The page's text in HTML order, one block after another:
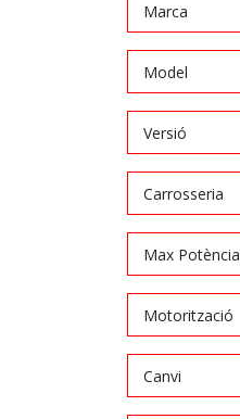
Marca
Model
Versió
Carrosseria
Max Potència
Motorització
Canvi